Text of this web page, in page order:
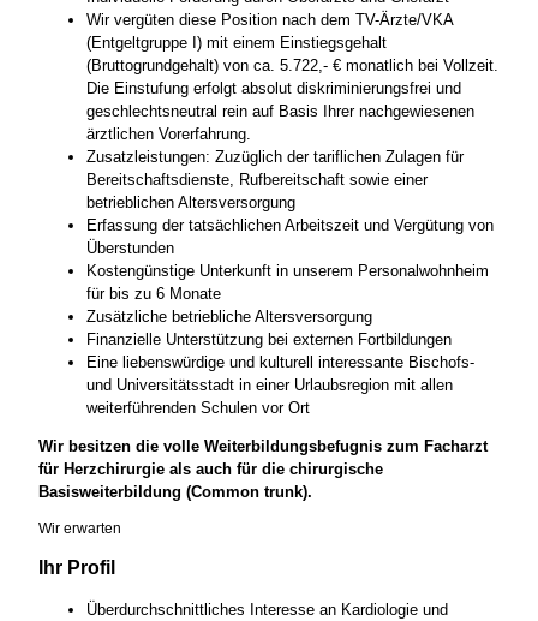
Wir vergüten diese Position nach dem TV-Ärzte/VKA
(Entgeltgruppe I) mit einem Einstiegsgehalt
(Bruttogrundgehalt) von ca. 5.722,- € monatlich bei Vollzeit.
Die Einstufung erfolgt absolut diskriminierungsfrei und
geschlechtsneutral rein auf Basis Ihrer nachgewiesenen
ärztlichen Vorerfahrung.
Zusatzleistungen: Zuzüglich der tariflichen Zulagen für
Bereitschaftsdienste, Rufbereitschaft sowie einer
betrieblichen Altersversorgung
Erfassung der tatsächlichen Arbeitszeit und Vergütung von
Überstunden
Kostengünstige Unterkunft in unserem Personalwohnheim
für bis zu 6 Monate
Zusätzliche betriebliche Altersversorgung
Finanzielle Unterstützung bei externen Fortbildungen
Eine liebenswürdige und kulturell interessante Bischofs-
und Universitätsstadt in einer Urlaubsregion mit allen
weiterführenden Schulen vor Ort
Wir besitzen die volle Weiterbildungsbefugnis zum Facharzt
für Herzchirurgie als auch für die chirurgische
Basisweiterbildung (Common trunk).
Wir erwarten
Ihr Profil
Überdurchschnittliches Interesse an Kardiologie und